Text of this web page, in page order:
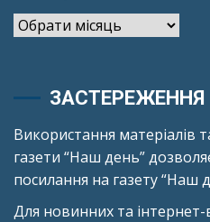
Архіви
ЗАСТЕРЕЖЕННЯ
Використання матеріалів
газети “Наш день”
посилання на газету “Наш
Для новинних та